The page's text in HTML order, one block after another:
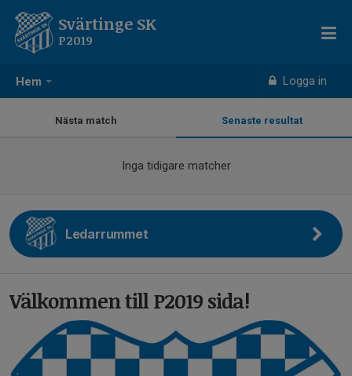
Hem Logga in
Svärtinge SK
P2019
Nästa match Senaste resultat
Inga tidigare matcher
Ledarrummet
Välkommen till P2019 sida!